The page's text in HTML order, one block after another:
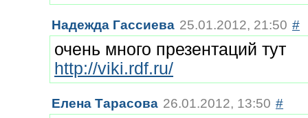
Надежда Гассиева 25.01.2012, 21:50 #
очень много презентаций тут
http://viki.rdf.ru/
Елена Тарасова 26.01.2012, 13:50 #